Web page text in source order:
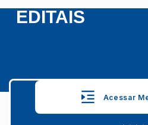
EDITAIS
Acessar